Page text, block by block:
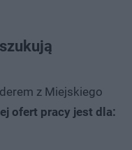
z Miejskiego
ofert pracy jest dla: